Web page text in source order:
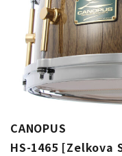
CANOPUS
HS-1465 [Zelkova